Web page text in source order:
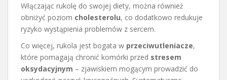
Włączając rukolę do swojej diety, można również
obniżyć poziom cholesterolu, co dodatkowo redukuje
ryzyko wystąpienia problemów z sercem.
Co więcej, rukola jest bogata w przeciwutleniacze,
które pomagają chronić komórki przed stresem
oksydacyjnym – zjawiskiem mogącym prowadzić do